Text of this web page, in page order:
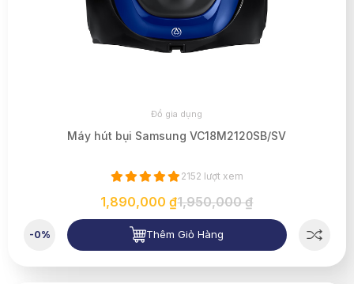
Đồ gia dụng
Máy hút bụi Samsung VC18M2120SB/SV
2152 lượt xem
1,890,000 ₫1,950,000 ₫
-0% Thêm Giỏ Hàng